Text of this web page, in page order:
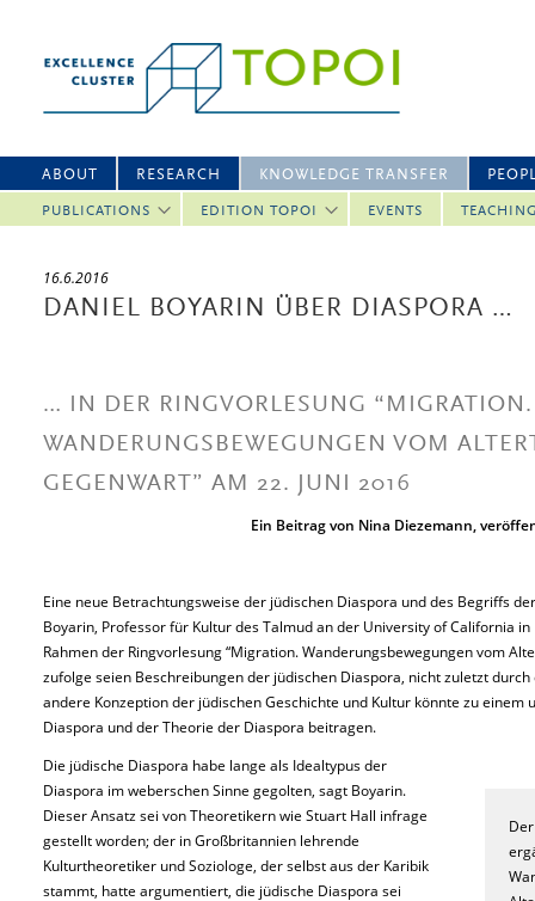
ABOUT RESEARCH KNOWLEDGE TRANSFER
PUBLICATIONS EDITION TOPOI EVENTS
16.6.2016
DANIEL BOYARIN ÜBER DIASPORA …
… IN DER RINGVORLESUNG “MIGRATION.
WANDERUNGSBEWEGUNGEN VOM
GEGENWART” AM 22. JUNI 2016
Ein Beitrag von Nina Diezemann,
Eine neue Betrachtungsweise der jüdischen Diaspora und des Begriffs
Boyarin, Professor für Kultur des Talmud an der University of California
Rahmen der Ringvorlesung “Migration. Wanderungsbewegungen vom
zufolge seien Beschreibungen der jüdischen Diaspora, nicht zuletzt
andere Konzeption der jüdischen Geschichte und Kultur könnte zu
Diaspora und der Theorie der Diaspora beitragen.
Die jüdische Diaspora habe lange als Idealtypus der
Diaspora im weberschen Sinne gegolten, sagt Boyarin.
Dieser Ansatz sei von Theoretikern wie Stuart Hall infrage
gestellt worden; der in Großbritannien lehrende
Kulturtheoretiker und Soziologe, der selbst aus der Karibik
stammt, hatte argumentiert, die jüdische Diaspora sei